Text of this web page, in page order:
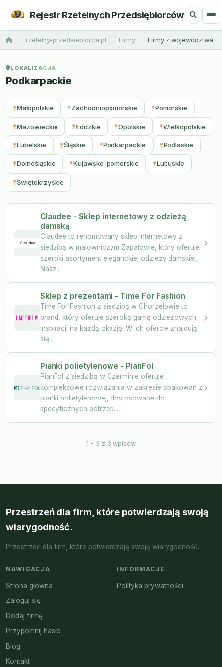
Rejestr Rzetelnych Przedsiębiorców
rzetelny-przedsiebiorca.pl Firmy Firmy z województwa
LOKALIZACJA
Podkarpackie
Małopolskie Zachodniopomorskie Pomorskie
Mazowieckie Łódzkie Opolskie Wielkopolskie
Lubelskie Śląskie Podkarpackie Podlaskie
Dolnośląskie Kujawsko-pomorskie Lubuskie
Świętokrzyskie
Claudee - Sklep internetowy z odzieżą
damską
Claudee to renomowany sklep internetowy z
siedzibą w malowniczym Zapałowie, który oferuje
szeroki asortyment eleganckiej odzieży damskiej.
Nasz...
Sklep z prezentami - Time For Fashion
Time For Fashion z siedzibą w Chorzelowie to
brand, który oferuje szeroką gamę odzieżowych
inspiracji na każdą okazję. W ich ofercie znajdują
się...
Pianki polietylenowe - PianFol
PianFol z siedzibą w Czerminie oferuje
kompleksowe rozwiązania w zakresie opakowań z
pianki polietylenowej, dostosowane do
specyficznych potrzeb...
1 - 3 z 3 wpisów
Przestrzeń dla firm, które potwierdzają swoją
wiarygodność.
Przestrzeń dla firm, które potwierdzają swoją wiarygodność.
NAWIGACJA
Strona główna
Zaloguj się
Dodaj firmę
Przypomnij hasło
Blog
Kontakt
INFORMACJE
Polityka prywatności